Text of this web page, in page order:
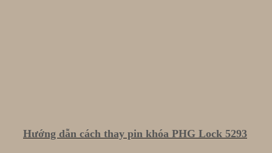
Hướng dẫn cách thay pin khóa PHG Lock 5293